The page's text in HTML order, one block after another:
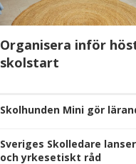
Organisera inför
skolstart
Skolhunden Mini gör
Sveriges Skolledare
och yrkesetiskt råd